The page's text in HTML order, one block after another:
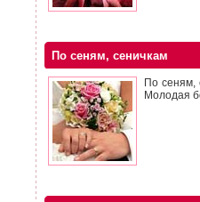
По сеням, сеничкам
По сеням,
Молодая